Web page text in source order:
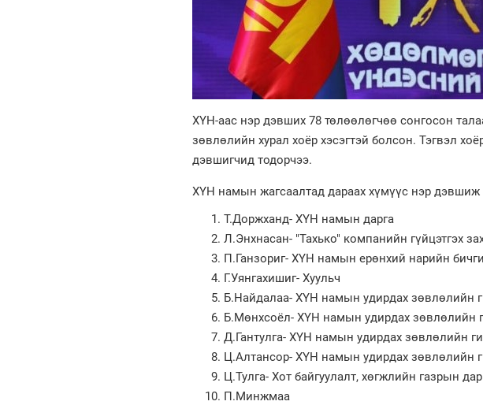
ХҮН-аас нэр дэвших 78 төлөөлөгчөө сонгосон
зөвлөлийн хурал хоёр хэсэгтэй болсон. Тэгвэл
дэвшигчид тодорчээ.
ХҮН намын жагсаалтад дараах хүмүүс нэр дэвшиж
Т.Доржханд- ХҮН намын дарга
Л.Энхнасан- "Тахько" компанийн гүйцэтгэх
П.Ганзориг- ХҮН намын ерөнхий нарийн
Г.Уянгахишиг- Хуульч
Б.Найдалаа- ХҮН намын удирдах зөвлөлийн
Б.Мөнхсоёл- ХҮН намын удирдах зөвлөлийн
Д.Гантулга- ХҮН намын удирдах зөвлөлийн
Ц.Алтансор- ХҮН намын удирдах зөвлөлийн
Ц.Тулга- Хот байгуулалт, хөгжлийн газрын
П.Минжмаа